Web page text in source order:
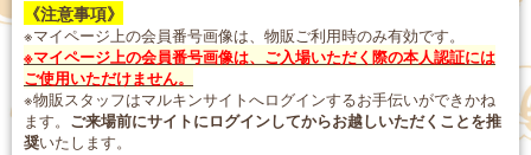
《注意事項》
※マイページ上の会員番号画像は、物販ご利用時のみ有効です。
※マイページ上の会員番号画像は、ご入場いただく際の本人認証には
ご使用いただけません。
※物販スタッフはマルキンサイトへログインするお手伝いができかね
ます。 ご来場前にサイトにログインしてからお越しいただくことを推
奨いたします。